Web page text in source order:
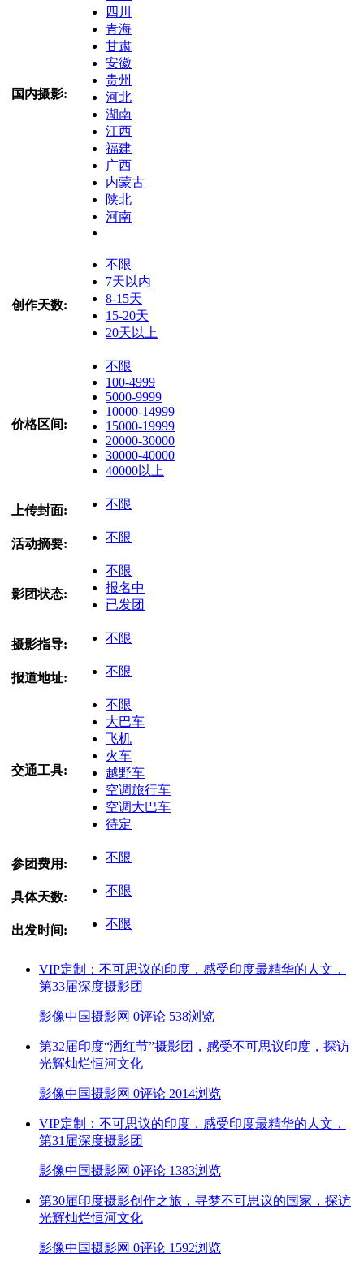
国内摄影:
四川
青海
甘肃
安徽
贵州
河北
湖南
江西
福建
广西
内蒙古
陕北
河南
创作天数:
不限
7天以内
8-15天
15-20天
20天以上
价格区间:
不限
100-4999
5000-9999
10000-14999
15000-19999
20000-30000
30000-40000
40000以上
上传封面: 不限
活动摘要: 不限
影团状态:
不限
报名中
已发团
摄影指导: 不限
报道地址: 不限
交通工具:
不限
大巴车
飞机
火车
越野车
空调旅行车
空调大巴车
待定
参团费用: 不限
具体天数: 不限
出发时间: 不限
VIP定制：不可思议的印度，感受印度最精华的人文，
第33届深度摄影团
影像中国摄影网 0评论 538浏览
第32届印度“洒红节”摄影团，感受不可思议印度，探访
光辉灿烂恒河文化
影像中国摄影网 0评论 2014浏览
VIP定制：不可思议的印度，感受印度最精华的人文，
第31届深度摄影团
影像中国摄影网 0评论 1383浏览
第30届印度摄影创作之旅，寻梦不可思议的国家，探访
光辉灿烂恒河文化
影像中国摄影网 0评论 1592浏览